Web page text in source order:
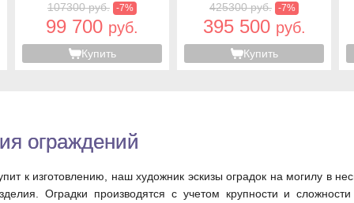
107300 руб. -7%
99 700 руб.
Купить
425300 руб. -7%
395 500 руб.
Купить
ограждений
к изготовлению, наш художник эскизы оградок на могилу в
Оградки производятся с учетом крупности и